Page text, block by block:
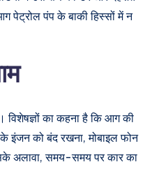
पेट्रोल पंप के बाकी हिस्सों में न
का कहना है कि आग की
इंजन को बंद रखना, मोबाइल फोन
अलावा, समय-समय पर कार का